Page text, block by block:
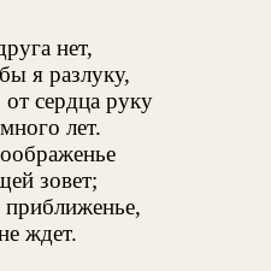
нет,
я разлуку,
сердца руку
лет.
зовет;
ждет.